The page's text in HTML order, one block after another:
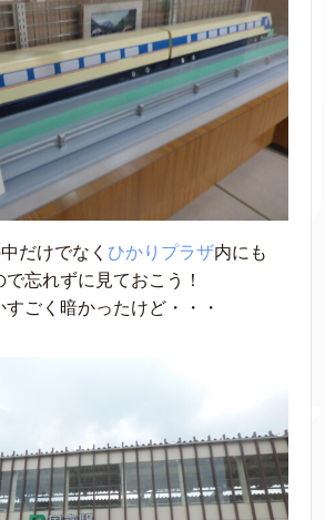
だけでなく ひかりプラザ内にも
忘れずに見ておこう！
ごく暗かったけど・・・